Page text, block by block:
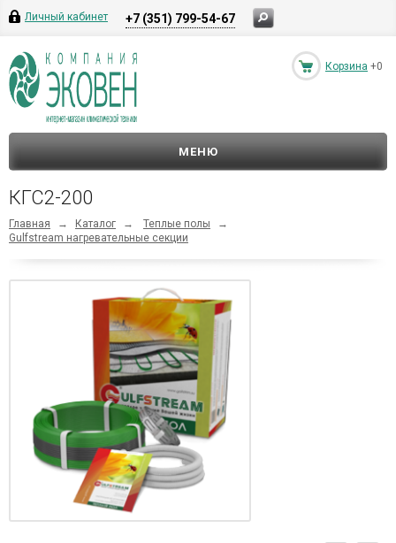
Личный кабинет +7 (351) 799-54-67
Корзина +0
МЕНЮ
КГС2-200
Главная → Каталог → Теплые полы
→
Gulfstream нагревательные секции